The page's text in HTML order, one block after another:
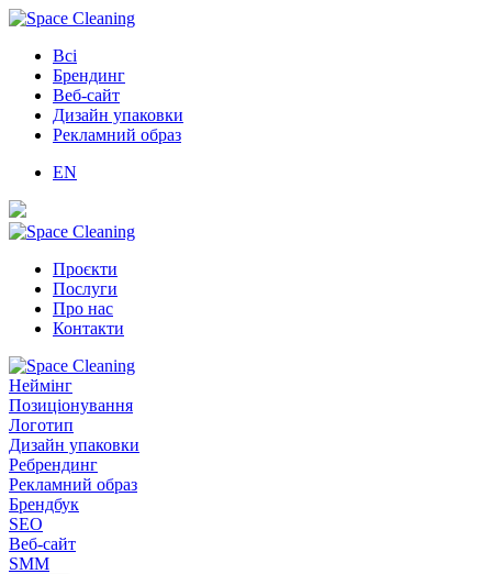
Всі
Брендинг
Веб-сайт
Дизайн упаковки
Рекламний образ
EN
Проєкти
Послуги
Про нас
Контакти
Неймінг
Позиціонування
Логотип
Дизайн упаковки
Ребрендинг
Рекламний образ
Брендбук
SEO
Веб-сайт
SMM